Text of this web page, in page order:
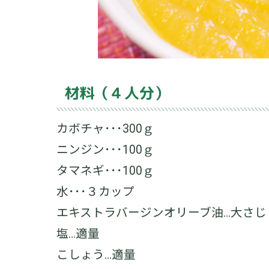
材料（４人分）
カボチャ･･･300ｇ
ニンジン･･･100ｇ
タマネギ･･･100ｇ
水･･･３カップ
エキストラバージンオリーブ油…大さ
塩…適量
こしょう…適量